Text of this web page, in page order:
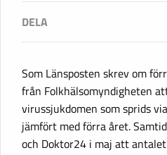
Som Länsposten skrev om
från Folkhälsomyndigheten
virussjukdomen som sprids
jämfört med förra året.
och Doktor24 i maj att